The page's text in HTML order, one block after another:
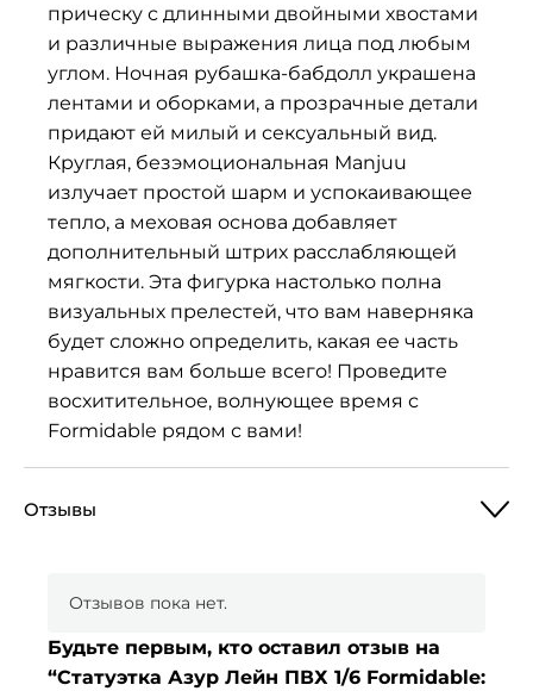
прическу с длинными двойными хвостами
и различные выражения лица под любым
углом. Ночная рубашка-бабдолл украшена
лентами и оборками, а прозрачные детали
придают ей милый и сексуальный вид.
Круглая, безэмоциональная Manjuu
излучает простой шарм и успокаивающее
тепло, а меховая основа добавляет
дополнительный штрих расслабляющей
мягкости. Эта фигурка настолько полна
визуальных прелестей, что вам наверняка
будет сложно определить, какая ее часть
нравится вам больше всего! Проведите
восхитительное, волнующее время с
Formidable рядом с вами!
Отзывы
Отзывов пока нет.
Будьте первым, кто оставил отзыв на
“Статуэтка Азур Лейн ПВХ 1/6 Formidable: